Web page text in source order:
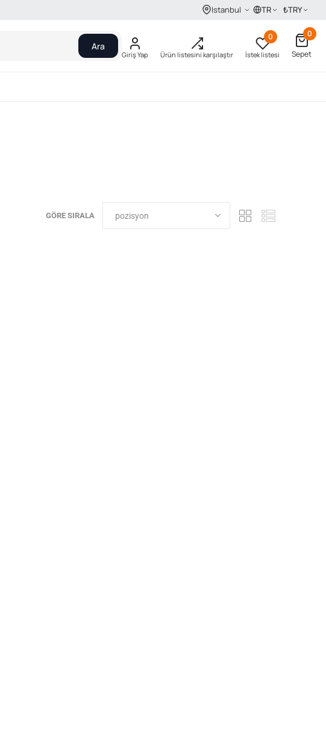
Istanbul TR ₺TRY
Ara
Giriş Yap Ürün listesini karşılaştır İstek listesi
0
0
Sepet
GÖRE SIRALA